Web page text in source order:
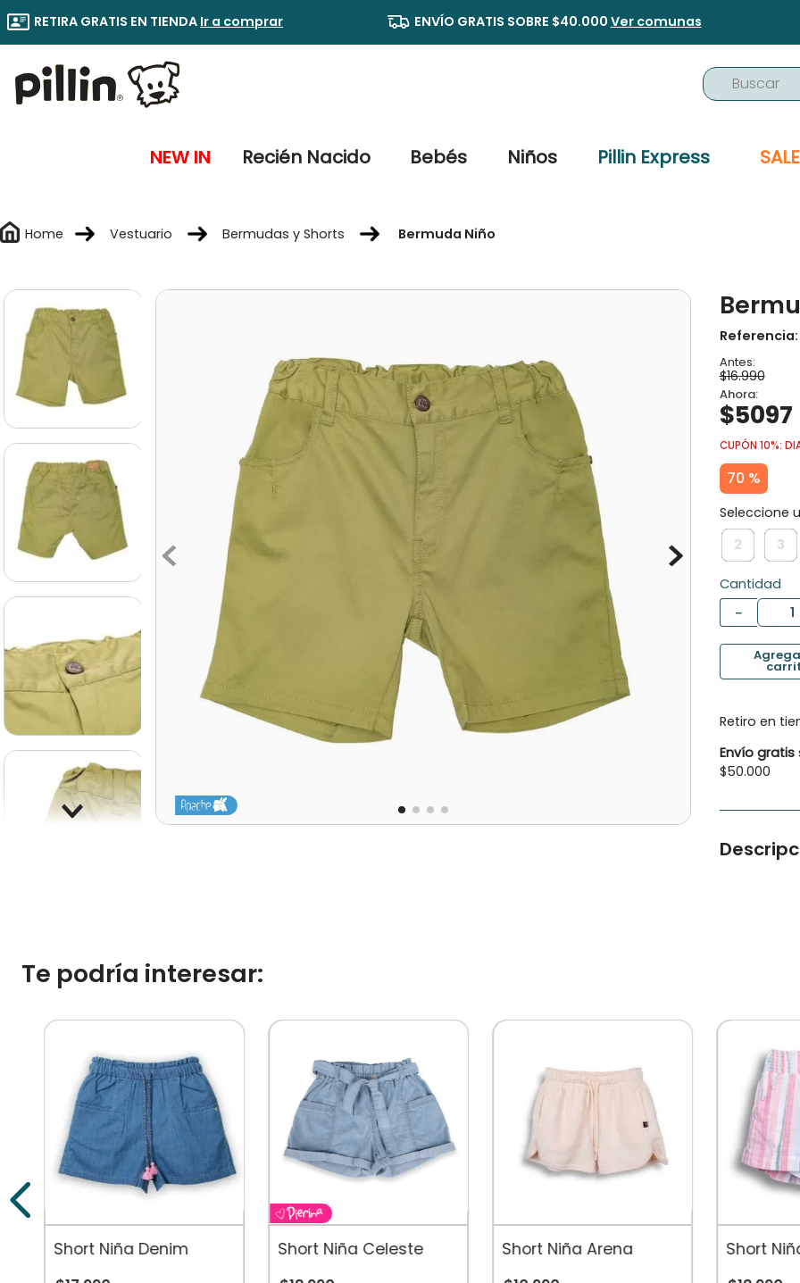
RETIRA GRATIS EN TIENDA Ir a comprar ENVÍO GRATIS SOBRE $40.000 Ver comunas
Buscar
NEW IN Recién Nacido Bebés Niños Pillin Express
Vestuario Bermudas y Shorts Bermuda Niño
Referencia:
$16.990
$5097
CUPÓN 10%:
70 %
2 3
Cantidad
－
Retiro en
Envío gratis
$50.000
Te podría interesar:
Short Niña Denim Short Niña Celeste Short Niña Arena Short
1
buzo
4 .
poleron
8.
gorro
9.
10. botas agua